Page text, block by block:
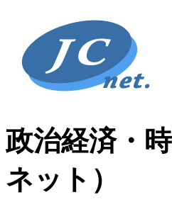
政治経済・
ネット）